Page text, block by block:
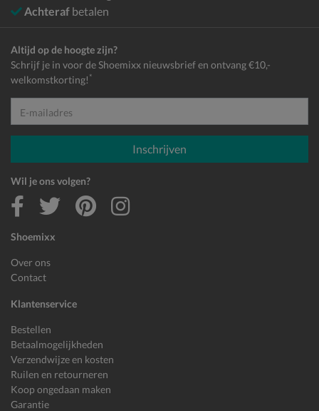
Achteraf betalen
Shoemixx
Over ons
Contact
Klantenservice
Bestellen
Betaalmogelijkheden
Verzendwijze en kosten
Ruilen en retourneren
Koop ongedaan maken
Garantie
Altijd op de hoogte zijn?
Schrijf je in voor de Shoemixx nieuwsbrief en ontvang €10,-
welkomstkorting! *
E-mailadres
Inschrijven
Wil je ons volgen?